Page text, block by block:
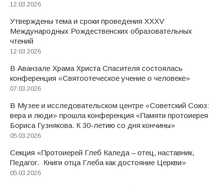
12.03.2026
Утверждены тема и сроки проведения XXXV
Международных Рождественских образовательных
чтений
12.03.2026
В Аванзале Храма Христа Спасителя состоялась
конференция «Святоотеческое учение о человеке»
07.03.2026
В Музее и исследовательском центре «Советский Союз:
вера и люди» прошла конференция «Памяти протоиерея
Бориса Гузнякова. К 30-летию со дня кончины»
05.03.2026
Секция «Протоиерей Глеб Каледа – отец, наставник,
Педагог. Книги отца Глеба как достояние Церкви»
05.03.2026